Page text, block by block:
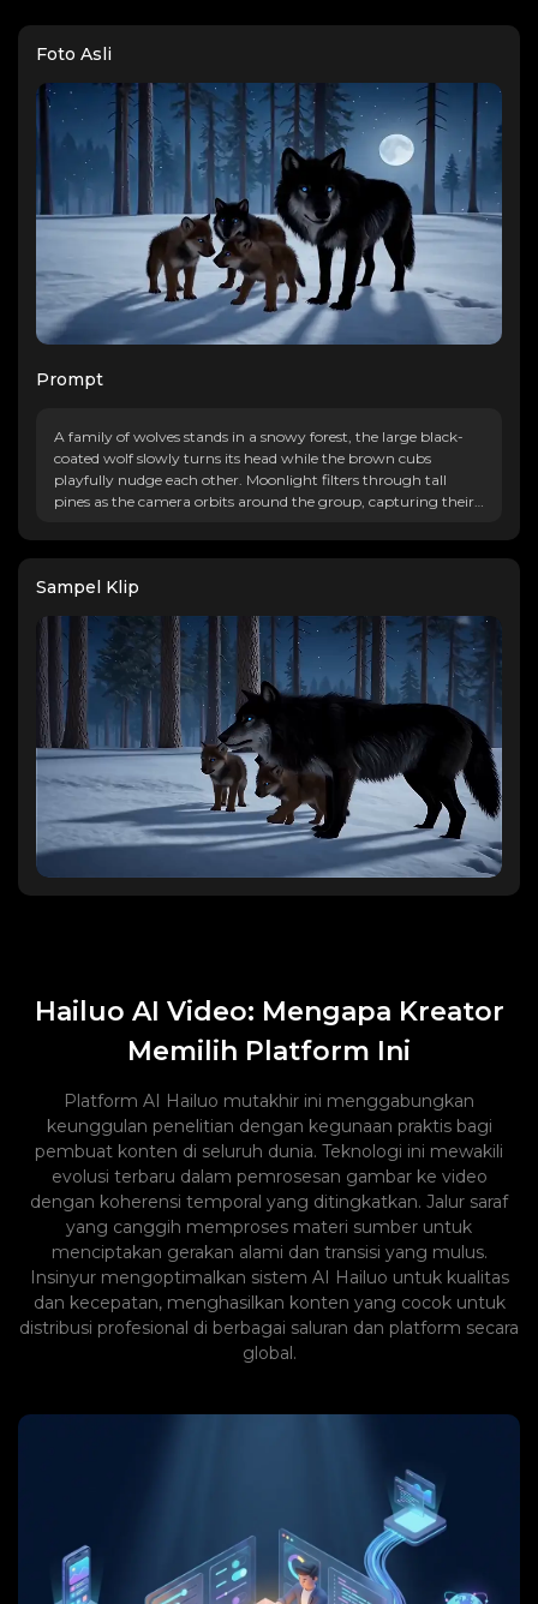
Foto Asli
Prompt
A family of wolves stands in a snowy forest, the large black-
coated wolf slowly turns its head while the brown cubs
playfully nudge each other. Moonlight filters through tall
pines as the camera orbits around the group, capturing their
serene atmosphere.
Sampel Klip
Hailuo AI Video: Mengapa Kreator
Memilih Platform Ini
Platform AI Hailuo mutakhir ini menggabungkan
keunggulan penelitian dengan kegunaan praktis bagi
pembuat konten di seluruh dunia. Teknologi ini mewakili
evolusi terbaru dalam pemrosesan gambar ke video
dengan koherensi temporal yang ditingkatkan. Jalur saraf
yang canggih memproses materi sumber untuk
menciptakan gerakan alami dan transisi yang mulus.
Insinyur mengoptimalkan sistem AI Hailuo untuk kualitas
dan kecepatan, menghasilkan konten yang cocok untuk
distribusi profesional di berbagai saluran dan platform secara
global.